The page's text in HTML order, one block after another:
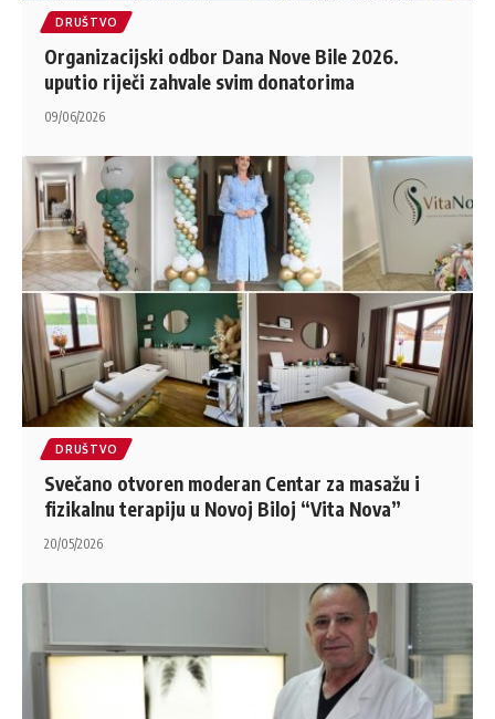
DRUŠTVO
Organizacijski odbor Dana Nove Bile 2026.
uputio riječi zahvale svim donatorima
09/06/2026
DRUŠTVO
Svečano otvoren moderan Centar za masažu i
fizikalnu terapiju u Novoj Biloj “Vita Nova”
20/05/2026